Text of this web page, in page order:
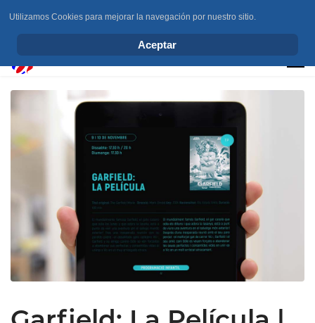
Utilizamos Cookies para mejorar la navegación por nuestro sitio.
Aceptar